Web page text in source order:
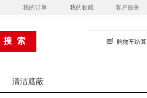
我的订单 我的收藏 客户服务
购物车结算
清洁遮蔽